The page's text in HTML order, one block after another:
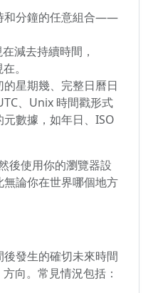
和分鐘的任意組合——
減去持續時間，
。
星期幾、完整日曆日
、Unix 時間戳形式
數據，如年日、ISO
後使用你的瀏覽器設
論你在世界哪個地方
發生的確切未來時間
向。常見情況包括：